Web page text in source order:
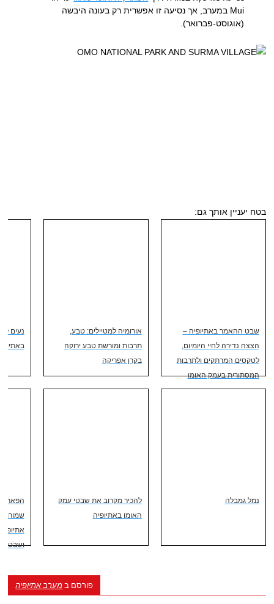
Mui במערב, אך נסיעה זו אפשרית רק בעונה היבשה
(אוגוסט-פברואר).
בטח יעניין אותך גם:
שבט ההאמר באתיופיה –
הצצה נדירה לחיי היומיום,
לטקסים המרתקים ולתרבות
המסתורית בעמק האומו
אורומיה למטיילים: טבע,
תרבות ומורשת טבע ירוקה
בקרן אפריקה
נעים
נמל גמבלה
להכיר מקרוב את שבטי עמק
האומו באתיופיה
הפארק
שמורת
ושבטים
פורסם במערב אתיופיה